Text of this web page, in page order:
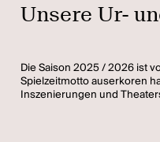
Unsere Ur-
Die Saison 2025 / 2026 ist
Spielzeitmotto auserkoren
Inszenierungen und